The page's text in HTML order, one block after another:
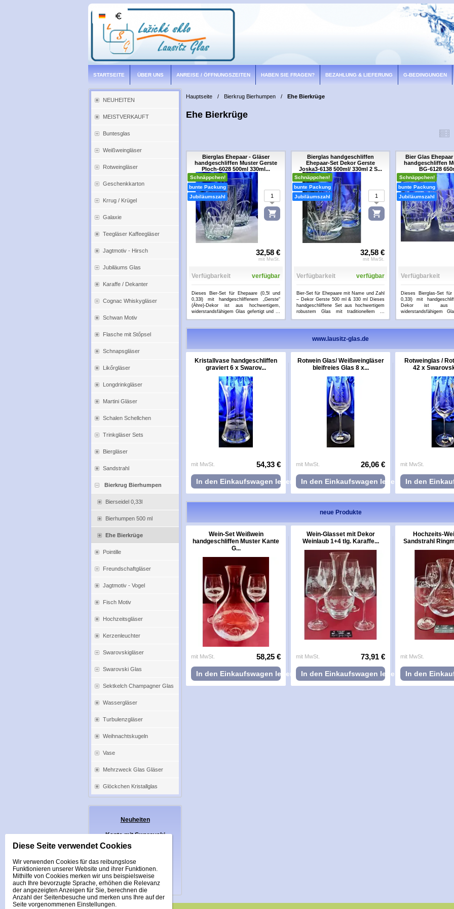
STARTSEITE ÜBER UNS ANREISE / ÖFFNUNGSZEITEN HABEN SIE FRAGEN? BEZAHLUNG & LIEFERUNG G-BEDINGUNGEN
NEUHEITEN
MEISTVERKAUFT
Buntesglas
Weißweingläser
Rotweingläser
Geschenkkarton
Krrug / Krügel
Galaxie
Teegläser Kaffeegläser
Jagtmotiv - Hirsch
Jubiläums Glas
Karaffe / Dekanter
Cognac Whiskygläser
Schwan Motiv
Flasche mit Stőpsel
Schnapsgläser
Likőrgläser
Longdrinkgläser
Martini Gläser
Schalen Schellchen
Trinkgläser Sets
Biergläser
Sandstrahl
Bierkrug Bierhumpen
Bierseidel 0,33l
Bierhumpen 500 ml
Ehe Bierkrüge
Pointille
Freundschaftgläser
Jagtmotiv - Vogel
Fisch Motiv
Hochzeitsgläser
Kerzenleuchter
Swarovskigläser
Swarovski Glas
Sektkelch Champagner Glas
Wassergläser
Turbulenzgläser
Weihnachtskugeln
Vase
Mehrzweck Glas Gläser
Glöckchen Kristallglas
Neuheiten
Kante mit Swarovski
Buntes Glas Gläser Mix
Ausgewählte Produkte
Großhandel
Hauptseite / Bierkrug Bierhumpen / Ehe Bierkrüge
Ehe Bierkrüge
Bierglas Ehepaar - Gläser
handgeschliffen Muster Gerste
Ploch-6028 500ml 330ml...
Schnäppchen!
bunte Packung
Jubiläumszahl
32,58 €
mit MwSt.
Verfügbarkeit verfügbar
Dieses Bier-Set für Ehepaare (0,5l und
0,33l) mit handgeschliffenem „Gerste“
(Ähre)-Dekor ist aus hochwertigem,
widerstandsfähigem Glas gefertigt und ...
Bierglas handgeschliffen
Ehepaar-Set Dekor Gerste
Joska3-6138 500ml/ 330ml 2 S...
Schnäppchen!
bunte Packung
Jubiläumszahl
32,58 €
mit MwSt.
Verfügbarkeit verfügbar
Bier-Set für Ehepaare mit Name und Zahl
– Dekor Gerste 500 ml & 330 ml Dieses
handgeschliffene Set aus hochwertigem
robustem Glas mit traditionellem ...
Bier Glas
handgeschliffen
BG-6128
Schnäppchen!
bunte Packung
Jubiläumszahl
Verfügbarkeit
Dieses Bierglas-Set
0,33l) mit
Dekor ist aus
widerstandsfähigem
www.lausitz-glas.de
Kristallvase handgeschliffen
graviert 6 x Swarov...
mit MwSt. 54,33 €
In den Einkaufswagen legen
Rotwein Glas/ Weißweingläser
bleifreies Glas 8 x...
mit MwSt. 26,06 €
In den Einkaufswagen legen
Rotweinglas /
42 x
mit MwSt.
In den
neue Produkte
Wein-Set Weißwein
handgeschliffen Muster Kante
G...
mit MwSt. 58,25 €
In den Einkaufswagen legen
Wein-Glasset mit Dekor
Weinlaub 1+4 tlg. Karaffe...
mit MwSt. 73,91 €
In den Einkaufswagen legen
Hochzeits-
Sandstrahl
mit MwSt.
In den
Diese Seite verwendet Cookies
Wir verwenden Cookies für das reibungslose
Funktionieren unserer Website und ihrer Funktionen.
Mithilfe von Cookies merken wir uns beispielsweise
auch Ihre bevorzugte Sprache, erhöhen die Relevanz
der angezeigten Anzeigen für Sie, berechnen die
Anzahl der Seitenbesuche und merken uns Ihre auf der
Seite vorgenommenen Einstellungen.